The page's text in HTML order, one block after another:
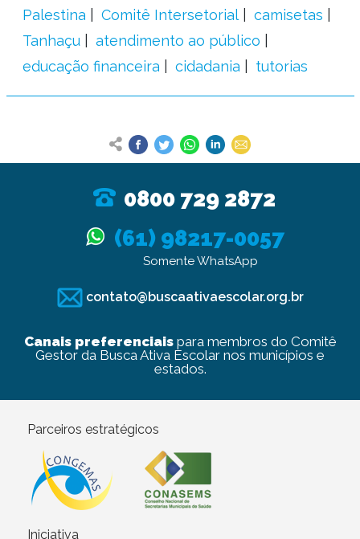
Palestina
Comitê Intersetorial
camisetas
Tanhaçu
atendimento ao público
educação financeira
cidadania tutorias
0800 729 2872
(61) 98217-0057
Somente WhatsApp
contato@buscaativaescolar.org.br
Canais preferenciaispara membros do Comitê
Gestor da Busca Ativa Escolar nos municípios e
estados.
Parceiros estratégicos
Iniciativa